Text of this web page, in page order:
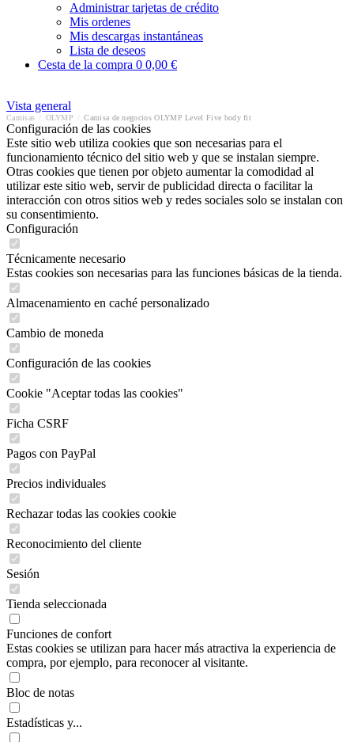
Administrar tarjetas de crédito
Mis ordenes
Mis descargas instantáneas
Lista de deseos
Cesta de la compra 0 0,00 €
Vista general
Camisas OLYMP Camisa de negocios OLYMP Level Five body fit
Configuración de las cookies
Este sitio web utiliza cookies que son necesarias para el
funcionamiento técnico del sitio web y que se instalan siempre.
Otras cookies que tienen por objeto aumentar la comodidad al
utilizar este sitio web, servir de publicidad directa o facilitar la
interacción con otros sitios web y redes sociales solo se instalan con
su consentimiento.
Configuración
Técnicamente necesario
Estas cookies son necesarias para las funciones básicas de la tienda.
Almacenamiento en caché personalizado
Cambio de moneda
Configuración de las cookies
Cookie "Aceptar todas las cookies"
Ficha CSRF
Pagos con PayPal
Precios individuales
Rechazar todas las cookies cookie
Reconocimiento del cliente
Sesión
Tienda seleccionada
Funciones de confort
Estas cookies se utilizan para hacer más atractiva la experiencia de
compra, por ejemplo, para reconocer al visitante.
Bloc de notas
Estadísticas y...